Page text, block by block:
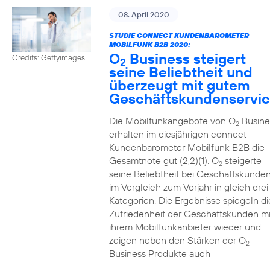
Credits: Gettyimages
08. April 2020
STUDIE CONNECT KUNDENBAROMETER
MOBILFUNK B2B 2020:
O2 Business steigert
seine Beliebtheit und
überzeugt mit gutem
Die Mobilfunkangebote von O2
erhalten im diesjährigen connect
Kundenbarometer Mobilfunk B2B die
Gesamtnote gut (2,2)(1). O2steigerte
seine Beliebtheit bei
im Vergleich zum Vorjahr in gleich drei
Kategorien. Die Ergebnisse spiegeln
Zufriedenheit der Geschäftskunden
ihrem Mobilfunkanbieter wieder und
zeigen neben den Stärken der O2
Business Produkte auch